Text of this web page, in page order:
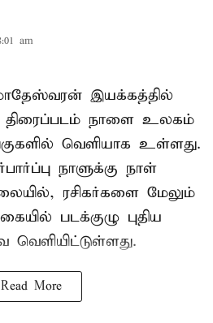
am
இயக்கத்தில்
திரைப்படம் நாளை உலகம்
வெளியாக உள்ளது.
நாளுக்கு நாள்
ரசிகர்களை மேலும்
படக்குழு புதிய
Read More